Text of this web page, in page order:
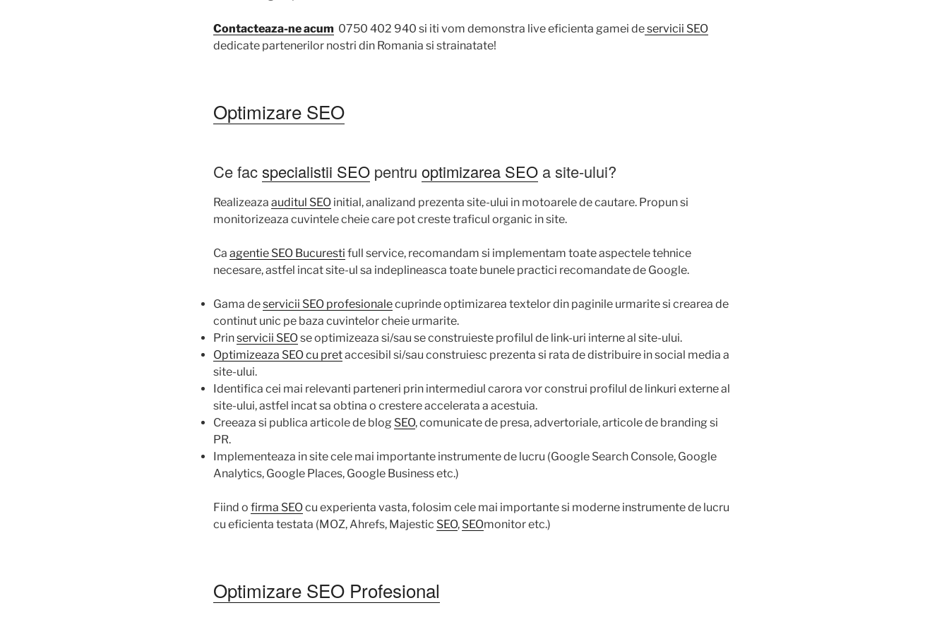
Contacteaza-ne acum 0750 402 940 si iti vom demonstra live eficienta gamei deservicii SEO
dedicate partenerilor nostri din Romania si strainatate!
Optimizare SEO
Ce facspecialistii SEO pentru optimizarea SEO a site-ului?
Realizeaza auditul SEO initial, analizand prezenta site-ului in motoarele de cautare. Propun si
monitorizeaza cuvintele cheie care pot creste traficul organic in site.
Ca agentie SEO Bucuresti full service, recomandam si implementam toate aspectele tehnice
necesare, astfel incat site-ul sa indeplineasca toate bunele practici recomandate de Google.
Gama deservicii SEO profesionalecuprinde optimizarea textelor din paginile urmarite si crearea de
continut unic pe baza cuvintelor cheie urmarite.
Prinservicii SEOse optimizeaza si/sau se construieste profilul de link-uri interne al site-ului.
Optimizeaza SEO cu pretaccesibil si/sau construiesc prezenta si rata de distribuire in social media a
site-ului.
Identifica cei mai relevanti parteneri prin intermediul carora vor construi profilul de linkuri externe al
site-ului, astfel incat sa obtina o crestere accelerata a acestuia.
Creeaza si publica articole de blog SEO, comunicate de presa, advertoriale, articole de branding si
PR.
Implementeaza in site cele mai importante instrumente de lucru (Google Search Console, Google
Analytics, Google Places, Google Business etc.)
Fiind o firma SEOcu experienta vasta, folosim cele mai importante si moderne instrumente de lucru
cu eficienta testata (MOZ, Ahrefs, Majestic SEO, SEOmonitor etc.)
Optimizare SEO Profesional